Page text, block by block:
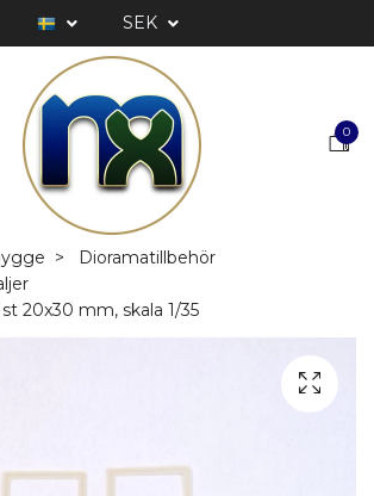
SEK
0
Dioramatillbehör
20x30 mm, skala 1/35